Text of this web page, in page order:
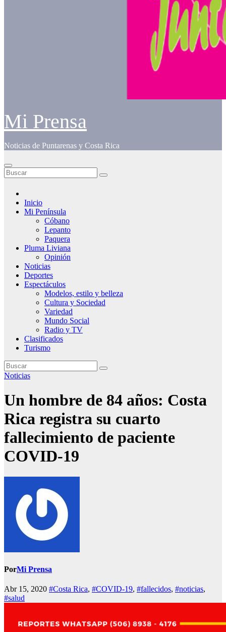
Mi Prensa
Noticias de Puntarenas y Costa Rica
Inicio
Mi Península
Cóbano
Lepanto
Paquera
Pluma Liviana
Opinión
Noticias
Deportes
Espectáculos
Modelos, estilo y belleza
Cultura y Sociedad
Variedad
Mundo Social
Radio y TV
Clasificados
Turismo
Noticias
Un hombre de 84 años: Costa
Rica registra su cuarto
fallecimiento de paciente
COVID-19
PorMi Prensa
Abr 15, 2020 #Costa Rica, #COVID-19, #fallecidos, #noticias,
#salud